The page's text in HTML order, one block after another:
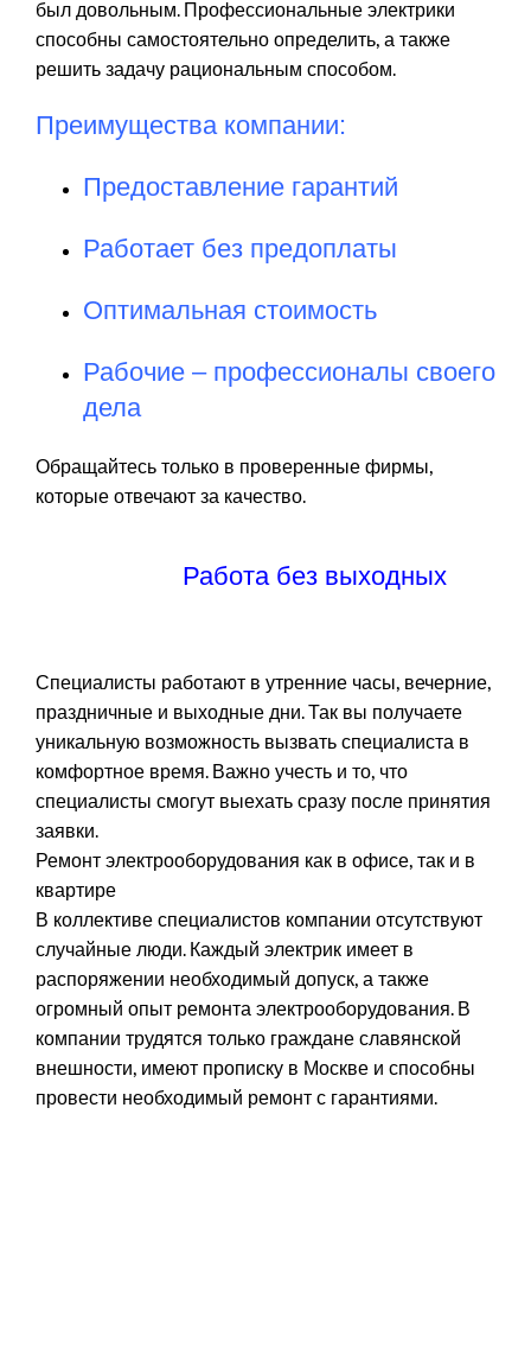
был довольным. Профессиональные электрики
способны самостоятельно определить, а также
решить задачу рациональным способом.
Преимущества компании:
Предоставление гарантий
Работает без предоплаты
Оптимальная стоимость
Рабочие – профессионалы своего
дела
Обращайтесь только в проверенные фирмы,
которые отвечают за качество.
Работа без выходных
Специалисты работают в утренние часы, вечерние,
праздничные и выходные дни. Так вы получаете
уникальную возможность вызвать специалиста в
комфортное время. Важно учесть и то, что
специалисты смогут выехать сразу после принятия
заявки.
Ремонт электрооборудования как в офисе, так и в
квартире
В коллективе специалистов компании отсутствуют
случайные люди. Каждый электрик имеет в
распоряжении необходимый допуск, а также
огромный опыт ремонта электрооборудования. В
компании трудятся только граждане славянской
внешности, имеют прописку в Москве и способны
провести необходимый ремонт с гарантиями.